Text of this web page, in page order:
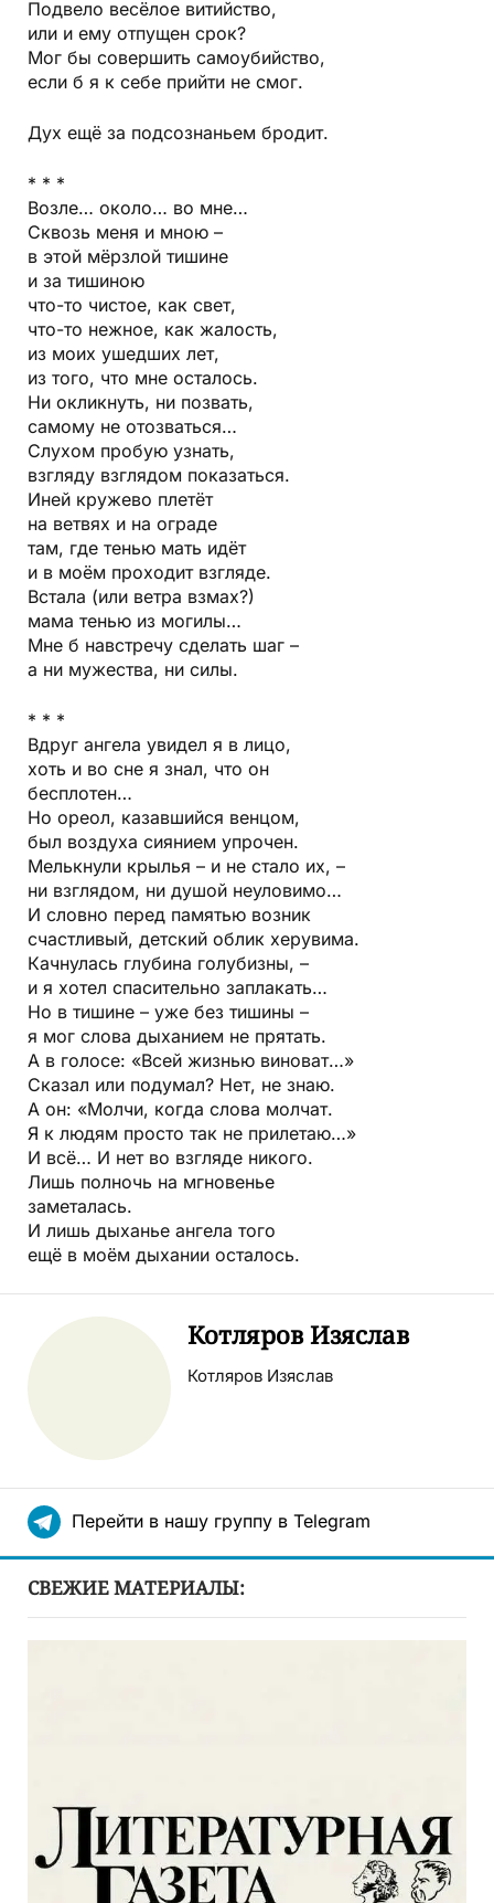
Подвело весёлое витийство,
или и ему отпущен срок?
Мог бы совершить самоубийство,
если б я к себе прийти не смог.
Дух ещё за подсознаньем бродит.
* * *
Возле… около… во мне…
Сквозь меня и мною –
в этой мёрзлой тишине
и за тишиною
что-то чистое, как свет,
что-то нежное, как жалость,
из моих ушедших лет,
из того, что мне осталось.
Ни окликнуть, ни позвать,
самому не отозваться…
Слухом пробую узнать,
взгляду взглядом показаться.
Иней кружево плетёт
на ветвях и на ограде
там, где тенью мать идёт
и в моём проходит взгляде.
Встала (или ветра взмах?)
мама тенью из могилы…
Мне б навстречу сделать шаг –
а ни мужества, ни силы.
* * *
Вдруг ангела увидел я в лицо,
хоть и во сне я знал, что он
бесплотен…
Но ореол, казавшийся венцом,
был воздуха сиянием упрочен.
Мелькнули крылья – и не стало их, –
ни взглядом, ни душой неуловимо…
И словно перед памятью возник
счастливый, детский облик херувима.
Качнулась глубина голубизны, –
и я хотел спасительно заплакать…
Но в тишине – уже без тишины –
я мог слова дыханием не прятать.
А в голосе: «Всей жизнью виноват…»
Сказал или подумал? Нет, не знаю.
А он: «Молчи, когда слова молчат.
Я к людям просто так не прилетаю…»
И всё… И нет во взгляде никого.
Лишь полночь на мгновенье
заметалась.
И лишь дыханье ангела того
ещё в моём дыхании осталось.
Котляров Изяслав
Котляров Изяслав
Перейти в нашу группу в Telegram
СВЕЖИЕ МАТЕРИАЛЫ: